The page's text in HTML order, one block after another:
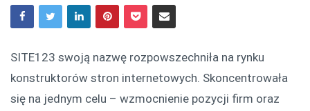
SITE123 swoją nazwę rozpowszechniła na rynku
konstruktorów stron internetowych. Skoncentrowała
się na jednym celu – wzmocnienie pozycji firm oraz